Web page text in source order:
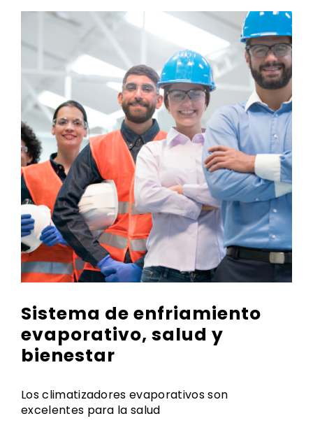
Sistema de enfriamiento
evaporativo, salud y
bienestar
Los climatizadores evaporativos son
excelentes para la salud